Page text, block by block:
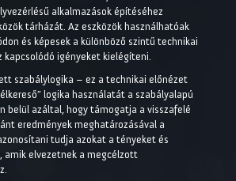
alkalmazások építéséhez
tárházát. Az eszközök használhatóak
és képesek a különböző szintű technikai
kapcsolódó igényeket kielégíteni.
szabálylogika – ez a technikai előnézet
logika használatát a szabályalapú
belül azáltal, hogy támogatja a visszafelé
eredmények meghatározásával a
tudja azokat a tényeket és
amik elvezetnek a megcélzott